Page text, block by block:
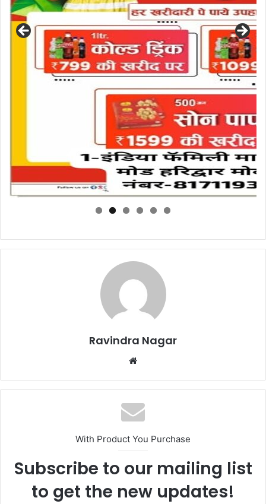
Ravindra Nagar
Website
With Product You Purchase
Subscribe to our mailing list
to get the new updates!